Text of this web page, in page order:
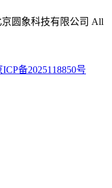
京圆象科技有限公司 All
ICP备2025118850号